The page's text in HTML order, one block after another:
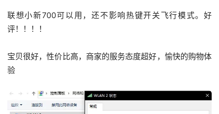
联想小新700可以用，还不影响热键开关飞行模式。好
评！！！！
宝贝很好，性价比高，商家的服务态度超好，愉快的购物体
验